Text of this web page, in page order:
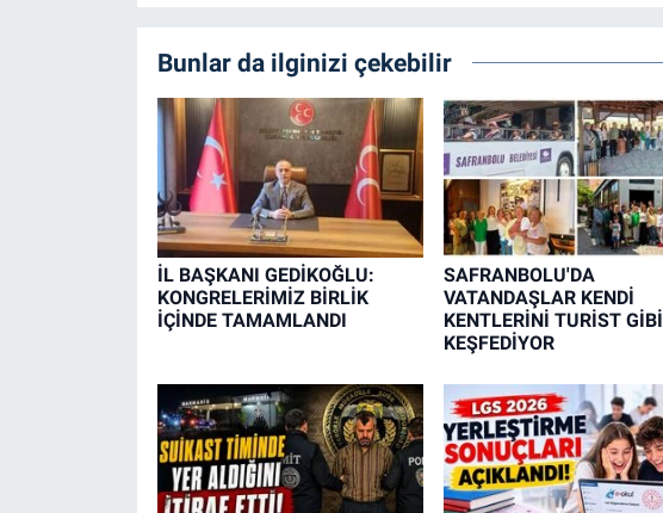
Bunlar da ilginizi çekebilir
İL BAŞKANI GEDİKOĞLU:
KONGRELERİMİZ BİRLİK
İÇİNDE TAMAMLANDI
SAFRANBOLU'DA
VATANDAŞLAR KENDİ
KENTLERİNİ TURİST GİBİ
KEŞFEDİYOR